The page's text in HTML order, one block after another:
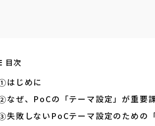
目次
はじめに
なぜ、PoCの「テーマ設定」が重要
失敗しないPoCテーマ設定のための